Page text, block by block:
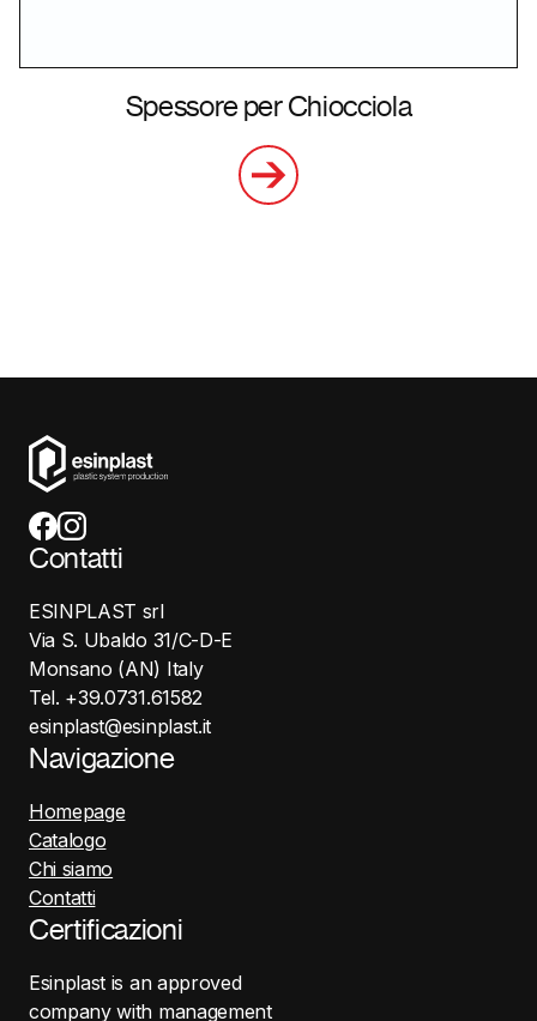
Spessore per Chiocciola
Contatti
ESINPLAST srl
Via S. Ubaldo 31/C-D-E
Monsano (AN) Italy
Tel. +39.0731.61582
esinplast@esinplast.it
Navigazione
Homepage
Catalogo
Chi siamo
Contatti
Certificazioni
Esinplast is an approved
company with management